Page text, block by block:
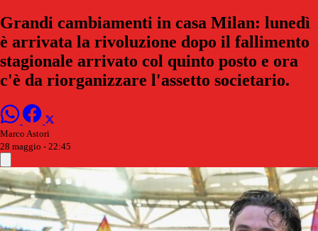
Grandi cambiamenti in casa Milan: lunedì
è arrivata la rivoluzione dopo il fallimento
stagionale arrivato col quinto posto e ora
c'è da riorganizzare l'assetto societario.
Marco Astori
28 maggio - 22:45